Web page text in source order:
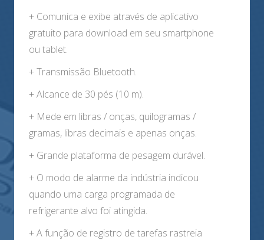
+ Comunica e exibe através de aplicativo
gratuito para download em seu smartphone
ou tablet.
+ Transmissão Bluetooth.
+ Alcance de 30 pés (10 m).
+ Mede em libras / onças, quilogramas /
gramas, libras decimais e apenas onças.
+ Grande plataforma de pesagem durável.
+ O modo de alarme da indústria indicou
quando uma carga programada de
refrigerante alvo foi atingida.
+ A função de registro de tarefas rastreia